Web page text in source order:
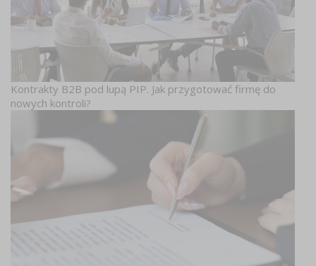
Kontrakty B2B pod lupą PIP. Jak przygotować firmę do
nowych kontroli?